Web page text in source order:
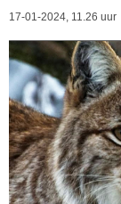
17-01-2024, 11.26 uur